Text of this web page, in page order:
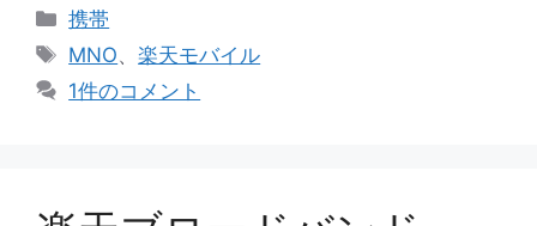
カ
テ
リ
携帯
タ
グ
MNO、楽天モバイル
1件のコメント